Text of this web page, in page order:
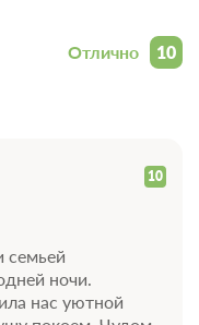
10
Отлично
10
семьей
ночи.
нас уютной